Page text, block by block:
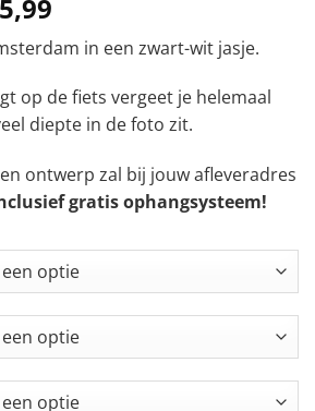
€ 26,99
tot
€ 265,99
in een zwart-wit jasje.
op de fiets vergeet je helemaal
diepte in de foto zit.
ontwerp zal bij jouw afleveradres
gratis ophangsysteem!